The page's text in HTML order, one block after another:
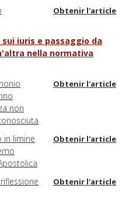
Obtenir l'article
iuris e passaggio da
nella normativa
non
Obtenir l'article
in limine
Obtenir l'article
Obtenir l'article